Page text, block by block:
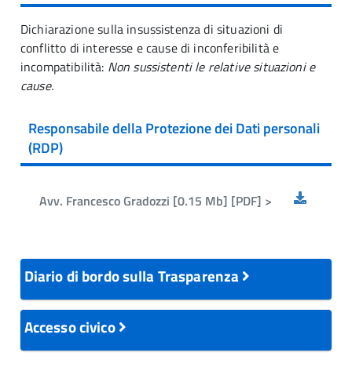
Dichiarazione sulla insussistenza di situazioni di
conflitto di interesse e cause di inconferibilità e
incompatibilità: Non sussistenti le relative situazioni e
cause.
Responsabile della Protezione dei Dati personali
(RDP)
Avv. Francesco Gradozzi [0.15 Mb] [PDF] >
Diario di bordo sulla Trasparenza
Accesso civico